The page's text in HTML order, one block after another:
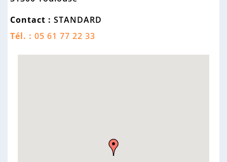
Contact : STANDARD
Tél. : 05 61 77 22 33